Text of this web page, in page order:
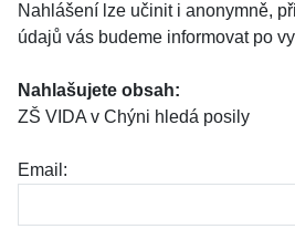
Nahlášení lze učinit i anonymně,
údajů vás budeme informovat po
Nahlašujete obsah:
ZŠ VIDA v Chýni hledá posily
Email: